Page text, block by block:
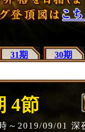
31期 30期
4節
～2019/09/01 深